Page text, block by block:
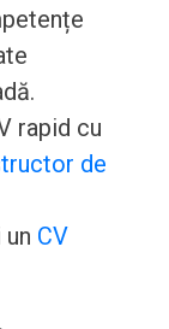
rapid cu
de
CV